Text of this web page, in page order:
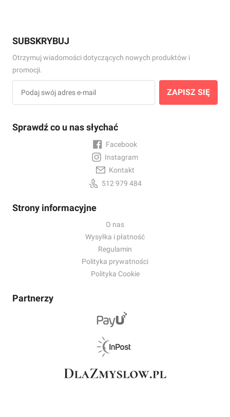
Sprawdź co u nas słychać
Facebook
Instagram
Kontakt
512 979 484
Strony informacyjne
O nas
Wysyłka i płatność
Regulamin
Polityka prywatności
Polityka Cookie
Partnerzy
SUBSKRYBUJ
Otrzymuj wiadomości dotyczących nowych produktów i
promocji.
ZAPISZ SIĘ